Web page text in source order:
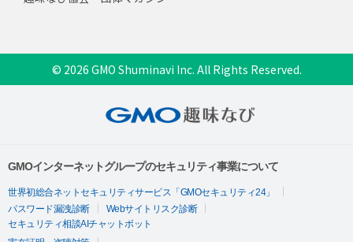
© 2026 GMO Shuminavi Inc. All Rights Reserved.